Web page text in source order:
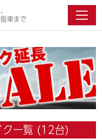
車まで
ク一覧 (12台)